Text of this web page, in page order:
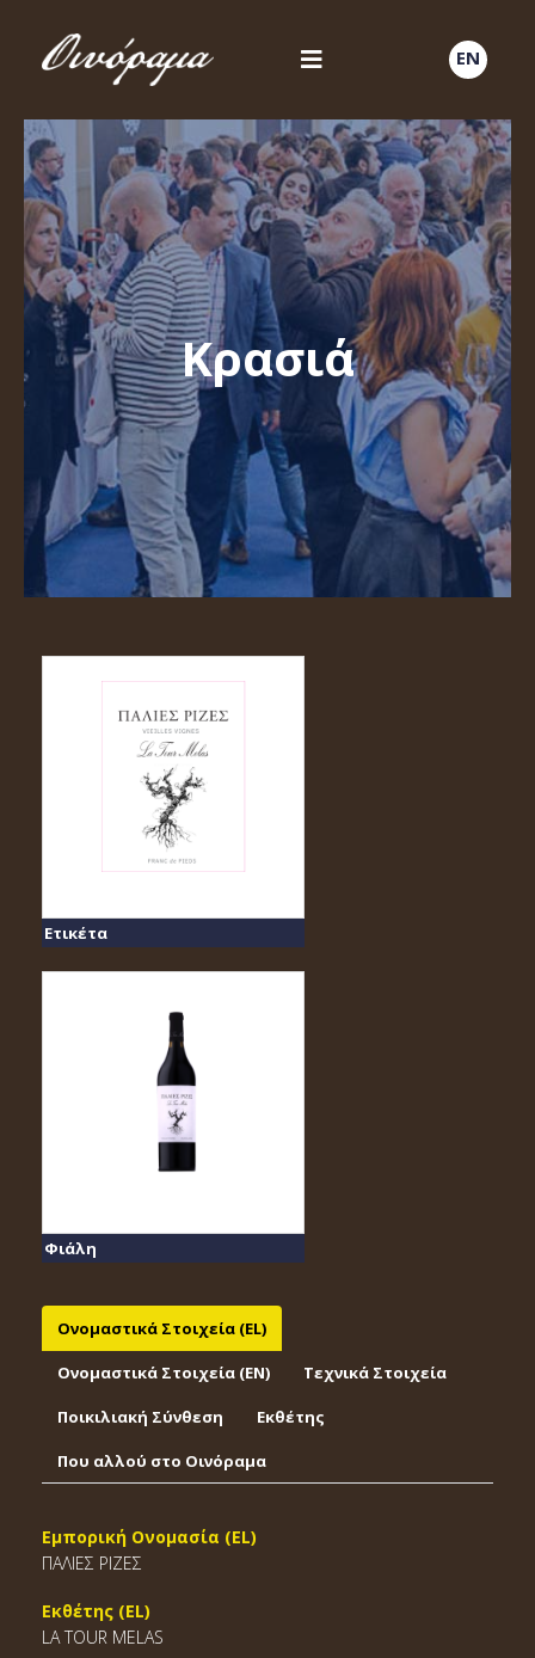
EN
Κρασιά
Ετικέτα
Φιάλη
Ονομαστικά Στοιχεία (EL)
Ονομαστικά Στοιχεία (EΝ) Τεχνικά Στοιχεία
Ποικιλιακή Σύνθεση Εκθέτης
Που αλλού στο Οινόραμα
Εμπορική Ονομασία (EL)
ΠΑΛΙΕΣ ΡΙΖΕΣ
Εκθέτης (EL)
LA TOUR MELAS